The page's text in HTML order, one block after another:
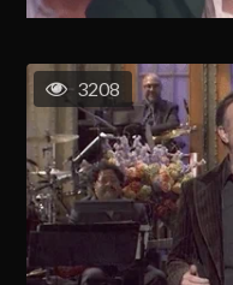
3208